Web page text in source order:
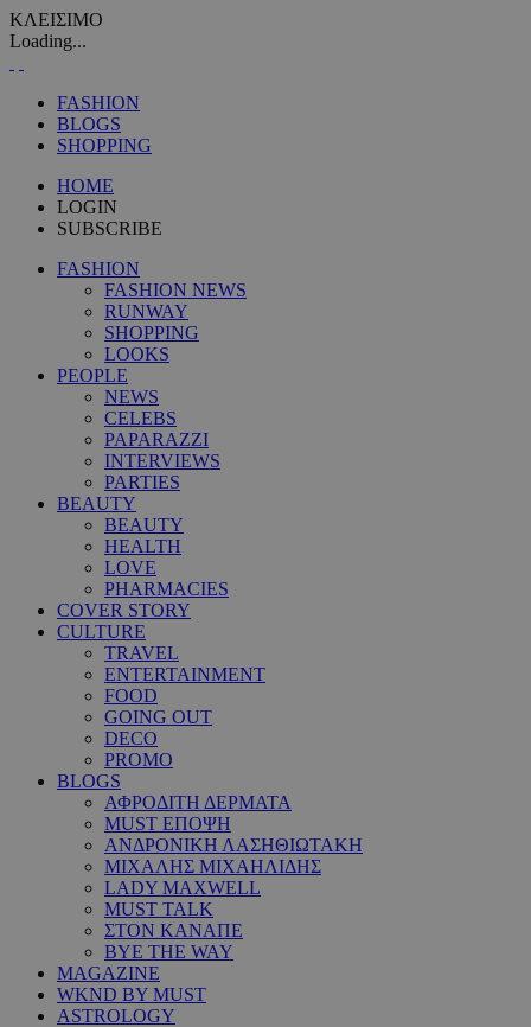
ΚΛΕΙΣΙΜΟ
Loading...
FASHION
BLOGS
SHOPPING
HOME
LOGIN
SUBSCRIBE
FASHION
FASHION NEWS
RUNWAY
SHOPPING
LOOKS
PEOPLE
NEWS
CELEBS
PAPARAZZI
INTERVIEWS
PARTIES
BEAUTY
BEAUTY
HEALTH
LOVE
PHARMACIES
COVER STORY
CULTURE
TRAVEL
ENTERTAINMENT
FOOD
GOING OUT
DECO
PROMO
BLOGS
ΑΦΡΟΔΙΤΗ ΔΕΡΜΑΤΑ
MUST ΕΠΟΨΗ
ΑΝΔΡΟΝΙΚΗ ΛΑΣΗΘΙΩΤΑΚΗ
ΜΙΧΑΛΗΣ ΜΙΧΑΗΛΙΔΗΣ
LADY MAXWELL
MUST TALK
ΣΤΟΝ ΚΑΝΑΠΕ
BYE THE WAY
MAGAZINE
WKND BY MUST
ASTROLOGY